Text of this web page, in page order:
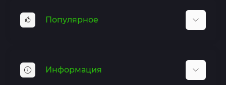
Популярное
Гель лаки
Гель для наращивания
Информация